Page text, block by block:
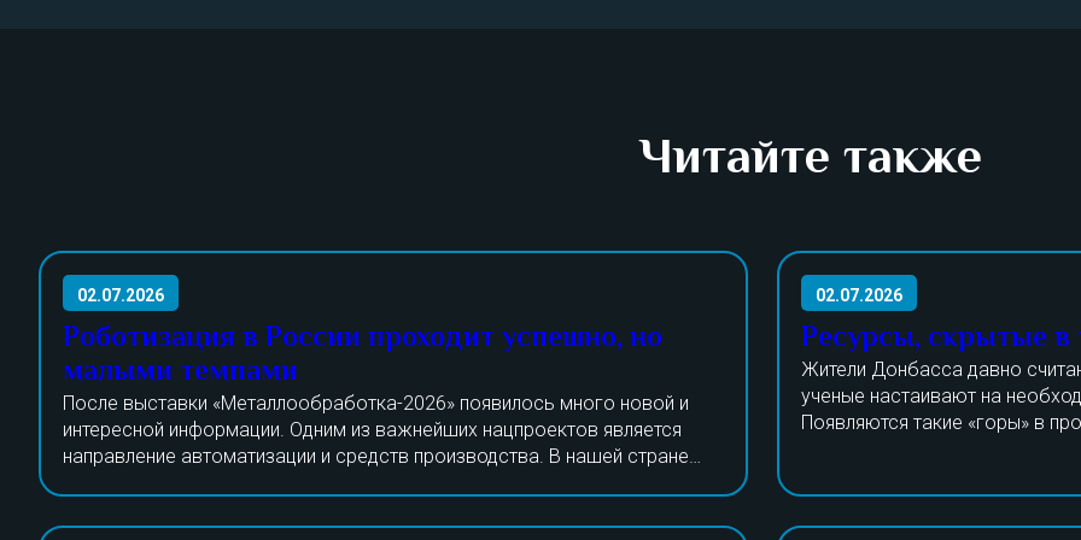
Читайте также
02.07.2026
Роботизация в России проходит успешно, но
малыми темпами
После выставки «Металлообработка-2026» появилось много новой и
интересной информации. Одним из важнейших нацпроектов является
направление автоматизации и средств производства. В нашей стране
На данный момент силами отечественных изготовителей выпускается
только треть необходимой продукции. В конце 2025 года в РФ работало
02.07.2026
Ресурсы, скрытые в
Жители Донбасса давно
ученые настаивают на
Появляются такие «горы» в
только стандартную
редкоземельных и других
изготовления тротуарной
не только получение угля, но